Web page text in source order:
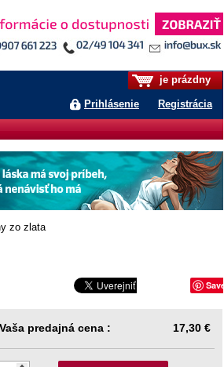
je prázdny
Prihlásenie Registrácia
zo zlata
Save
Vaša predajná cena : 17,30 €